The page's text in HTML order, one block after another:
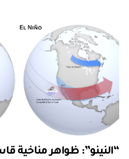
“النينو”: ظواهر مناخية